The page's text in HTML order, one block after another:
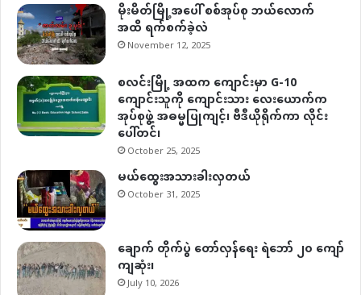
မိုးမိတ်မြို့အပေါ် စစ်အုပ်စု ဘယ်လောက်
အထိ ရက်စက်ခဲ့လဲ
November 12, 2025
စလင်းမြို့ အထက ကျောင်းမှာ G-10
ကျောင်းသူကို ကျောင်းသား လေးယောက်က
အုပ်စုဖွဲ့ အဓမ္မပြုကျင့်၊ ဗီဒီယိုရိုက်ကာ လိုင်း
ပေါ်တင်၊
October 25, 2025
မယ်ထွေးအသားခါးလှတယ်
October 31, 2025
ချောက် တိုက်ပွဲ တော်လှန်ရေး ရဲဘော် ၂၀ ကျော်
ကျဆုံး၊
July 10, 2026